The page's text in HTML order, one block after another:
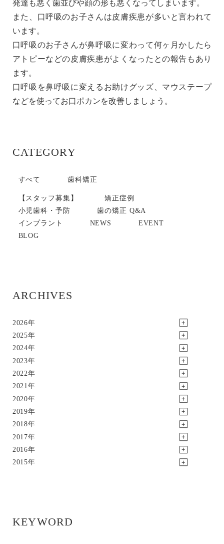
CATEGORY
すべて 歯科矯正
【スタッフ募集】
矯正症例
小児歯科・予防
歯の矯正 Q&A
インプラント
NEWS
EVENT
BLOG
ARCHIVES
2026年
2025年
2024年
2023年
2022年
2021年
2020年
2019年
2018年
2017年
2016年
2015年
KEYWORD
発達も悪く歯並びや顔の形も悪くなってしまいます。
また、口呼吸のお子さんは皮膚疾患が多いと言われて
います。
口呼吸のお子さんが鼻呼吸に変わって何ヶ月かしたら
アトピーなどの皮膚疾患がよくなったとの報告もあり
ます。
口呼吸を鼻呼吸に変えるお助けグッズ、マウステープ
などを使ってお口ポカンを改善しましょう。